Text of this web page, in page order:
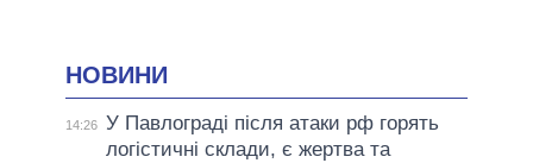
НОВИНИ
14:26 У Павлограді після атаки рф горять
логістичні склади, є жертва та